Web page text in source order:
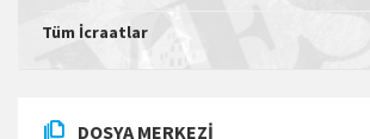
Tüm İcraatlar
DOSYA MERKEZI